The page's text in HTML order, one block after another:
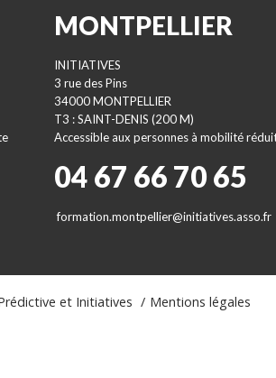
MONTPELLIER
INITIATIVES
3 rue des Pins
34000 MONTPELLIER
T3 : SAINT-DENIS (200 M)
Accessible aux personnes à mobilité
04 67 66 70 65
formation.montpellier@initiatives.asso.fr
et Initiatives Mentions légales